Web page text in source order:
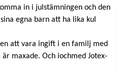
in i julstämningen och den
egna barn att ha lika kul
att vara ingift i en familj med
maxade. Och iochmed Jotex-